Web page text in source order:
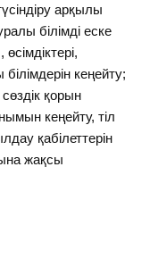
арқылы
білімді еске
кеңейту;
қорын
кеңейту, тіл
қабілеттерін
жақсы